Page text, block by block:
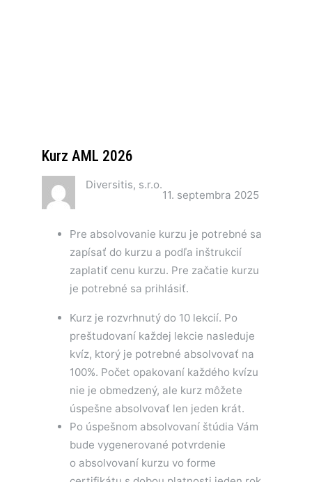
Kurz AML 2026
Diversitis, s.r.o.
11. septembra 2025
Pre absolvovanie kurzu je potrebné sa
zapísať do kurzu a podľa inštrukcií
zaplatiť cenu kurzu. Pre začatie kurzu
je potrebné sa prihlásiť.
Kurz je rozvrhnutý do 10 lekcií. Po
preštudovaní každej lekcie nasleduje
kvíz, ktorý je potrebné absolvovať na
100%. Počet opakovaní každého kvízu
nie je obmedzený, ale kurz môžete
úspešne absolvovať len jeden krát.
Po úspešnom absolvovaní štúdia Vám
bude vygenerované potvrdenie
o absolvovaní kurzu vo forme